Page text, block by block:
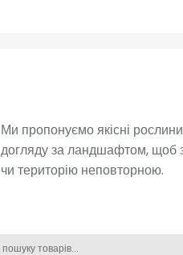
Ми пропонуємо якісні
догляду за ландшафтом, щоб
чи територію неповторною.